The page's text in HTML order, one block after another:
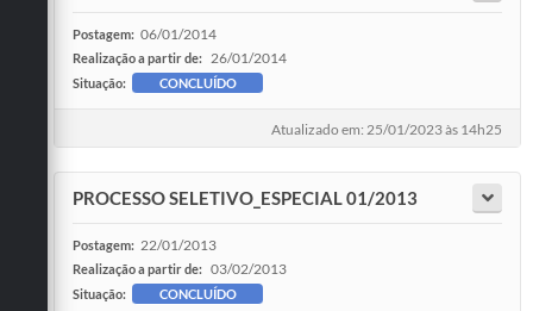
Postagem: 06/01/2014
Realização a partir de: 26/01/2014
Situação: CONCLUÍDO
Atualizado em: 25/01/2023 às 14h25
PROCESSO SELETIVO_ESPECIAL 01/2013
Postagem: 22/01/2013
Realização a partir de: 03/02/2013
Situação: CONCLUÍDO